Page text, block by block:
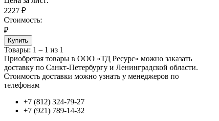
2227 ₽
Стоимость:
₽
Купить
Товары: 1 – 1 из 1
Приобретая товары в ООО «ТД Ресурс» можно заказать
доставку по Санкт-Петербургу и Ленинградской области.
Стоимость доставки можно узнать у менеджеров по
телефонам
+7 (812) 324-79-27
+7 (921) 789-14-32